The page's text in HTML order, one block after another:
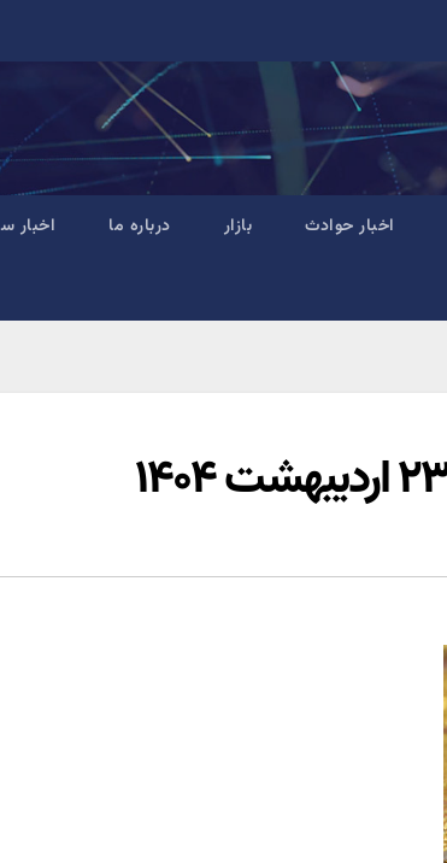
اخبار حوادث بازار درباره ما اخبار